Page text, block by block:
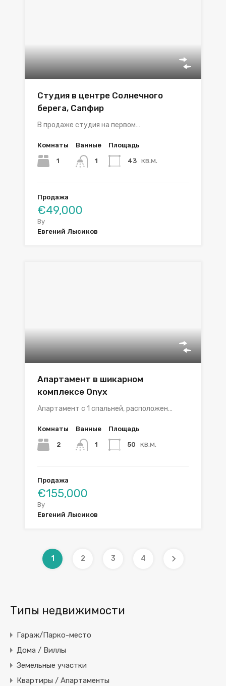
Студия в центре Солнечного
берега, Сапфир
В продаже студия на первом…
Комнаты
1
Ванные
1
Площадь
43 кв.м.
Продажа
€49,000
By
Евгений Лысиков
Апартамент в шикарном
комплексе Onyx
Апартамент с 1 спальней, расположен…
Комнаты
2
Ванные
1
Площадь
50 кв.м.
Продажа
€155,000
By
Евгений Лысиков
1 2 3 4
Типы недвижимости
Гараж/Парко-место
Дома / Виллы
Земельные участки
Квартиры / Апартаменты